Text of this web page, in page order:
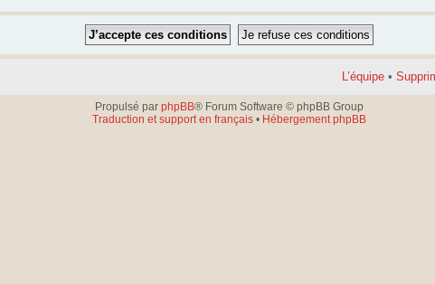
L’équipe •
Propulsé par phpBB® Forum Software © phpBB Group
Traduction et support en français• Hébergement phpBB